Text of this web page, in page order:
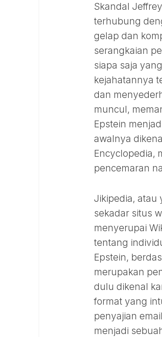
Skandal
terhubung
gelap dan
serangkaian
siapa saja
kejahatannya
dan
muncul,
Epstein
awalnya
Encyclopedia,
pencemaran
Jikipedia, atau
sekadar situs
menyerupai
tentang
Epstein,
merupakan
dulu dikenal
format yang
penyajian
menjadi